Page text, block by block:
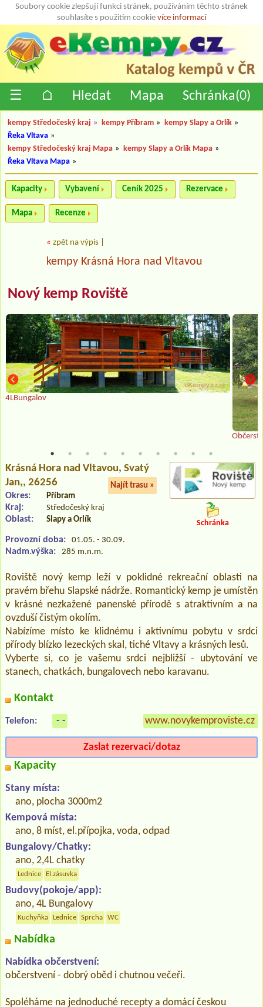
Soubory cookie zlepšují funkci stránek, používáním těchto stránek
souhlasíte s použitím cookie více informací
☰ ⌂ Hledat Mapa Schránka(0)
kempy Středočeský kraj » kempy Příbram » kempy Slapy a Orlík »
Řeka Vltava »
kempy Středočeský kraj Mapa » kempy Slapy a Orlík Mapa »
Řeka Vltava Mapa »
Kapacity Vybavení Ceník 2025 Rezervace
Mapa Recenze
« zpět na výpis
kempy Krásná Hora nad Vltavou
Nový kemp Roviště
4LBungalov
Krásná Hora nad Vltavou, Svatý
Jan,, 26256
Najít trasu »
Okres: Příbram
Kraj: Středočeský kraj
Oblast: Slapy a Orlík
Provozní doba: 01.05. - 30.09.
Nadm.výška: 285 m.n.m.
Schránka
Roviště nový kemp leží v poklidné rekreační oblasti na
pravém břehu Slapské nádrže. Romantický kemp je umístěn
v krásné nezkažené panenské přírodě s atraktivním a na
ovzduší čistým okolím.
Nabízíme místo ke klidnému i aktivnímu pobytu v srdci
přírody blízko lezeckých skal, tiché Vltavy a krásných lesů.
Vyberte si, co je vašemu srdci nejbližší - ubytování ve
stanech, chatkách, bungalovech nebo karavanu.
Kontakt
Telefon: - - www.novykemproviste.cz
Zaslat rezervaci/dotaz
Kapacity
Stany místa:
ano, plocha 3000m2
Kempová místa:
ano, 8 míst, el.přípojka, voda, odpad
Bungalovy/Chatky:
ano, 2,4L chatky
Lednice El.zásuvka
Budovy(pokoje/app):
ano, 4L Bungalovy
Kuchyňka Lednice Sprcha WC
Nabídka
Nabídka občerstvení:
občerstvení - dobrý oběd i chutnou večeři.
Spoléháme na jednoduché recepty a domácí českou